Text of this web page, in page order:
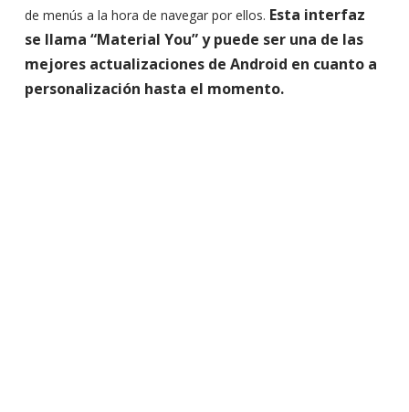
de menús a la hora de navegar por ellos. Esta interfaz
se llama “Material You” y puede ser una de las
mejores actualizaciones de Android en cuanto a
personalización hasta el momento.